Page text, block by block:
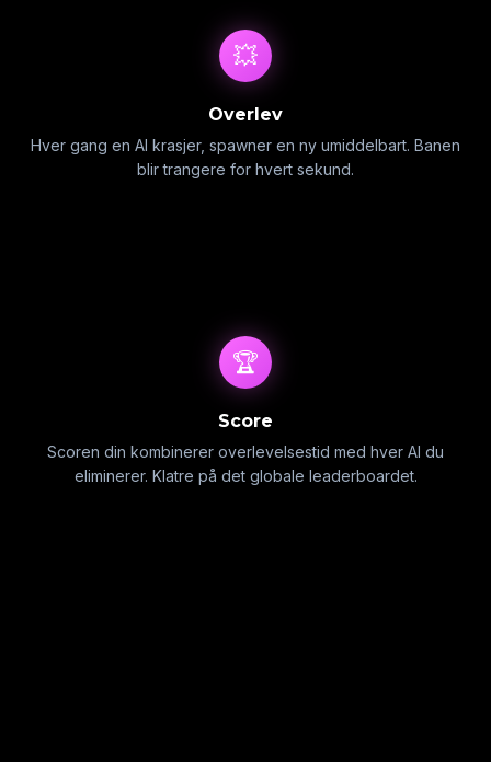
💥
Overlev
Hver gang en AI krasjer, spawner en ny umiddelbart. Banen
blir trangere for hvert sekund.
🏆
Score
Scoren din kombinerer overlevelsestid med hver AI du
eliminerer. Klatre på det globale leaderboardet.